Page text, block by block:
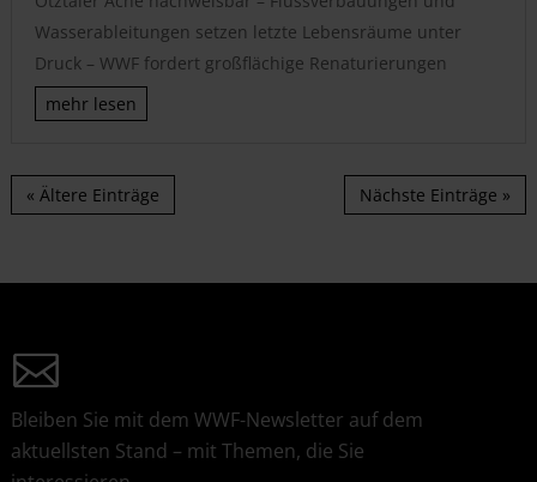
Wasserableitungen setzen letzte Lebensräume unter
Druck – WWF fordert großflächige Renaturierungen
mehr lesen
« Ältere Einträge Nächste Einträge »
Bleiben Sie mit dem WWF-Newsletter auf dem
aktuellsten Stand – mit Themen, die Sie